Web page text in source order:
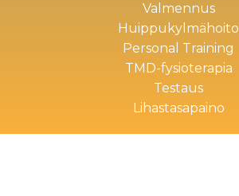
Valmennus
Huippukylmähoito
Personal Training
TMD-fysioterapia
Testaus
Lihastasapaino